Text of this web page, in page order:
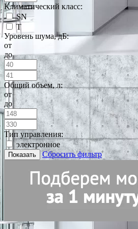
Климатический класс:
SN
T
Уровень шума, дБ:
от
до
Общий объем, л:
от
до
Тип управления:
электронное
Показать Сбросить фильтр